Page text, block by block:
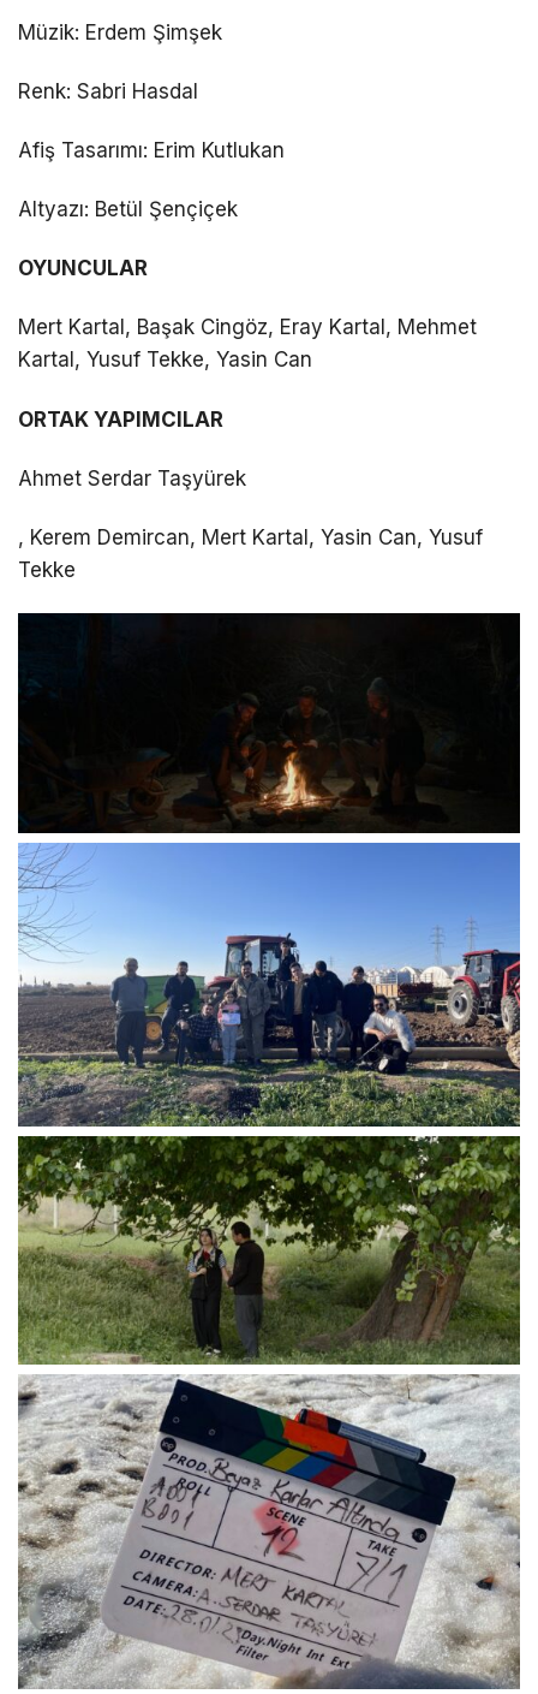
Müzik: Erdem Şimşek
Renk: Sabri Hasdal
Afiş Tasarımı: Erim Kutlukan
Altyazı: Betül Şençiçek
OYUNCULAR
Mert Kartal, Başak Cingöz, Eray Kartal, Mehmet
Kartal, Yusuf Tekke, Yasin Can
ORTAK YAPIMCILAR
Ahmet Serdar Taşyürek
, Kerem Demircan, Mert Kartal, Yasin Can, Yusuf
Tekke